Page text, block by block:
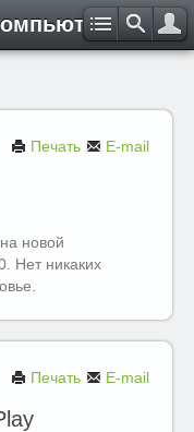
E-mail
Печать
новой
Нет никаких
E-mail
Печать